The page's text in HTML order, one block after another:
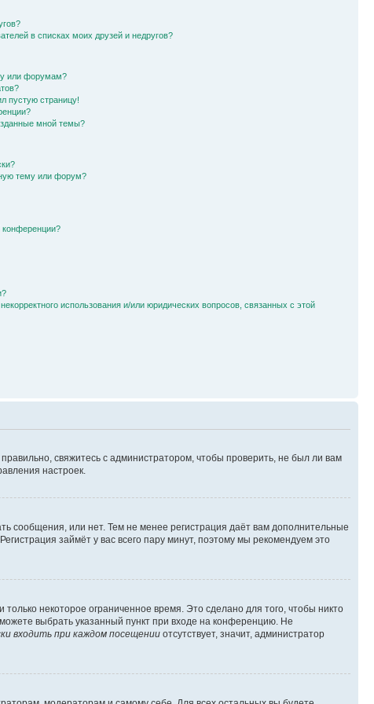
в списках моих друзей и недругов?
или форумам?
пустую страницу!
мной темы?
тему или форум?
конференции?
использования и/или юридических вопросов, связанных с этой
свяжитесь с администратором, чтобы проверить, не был ли вам
настроек.
сообщения, или нет. Тем не менее регистрация даёт вам дополнительные
займёт у вас всего пару минут, поэтому мы рекомендуем это
некоторое ограниченное время. Это сделано для того, чтобы никто
выбрать указанный пункт при входе на конференцию. Не
входить при каждом посещении отсутствует, значит, администратор